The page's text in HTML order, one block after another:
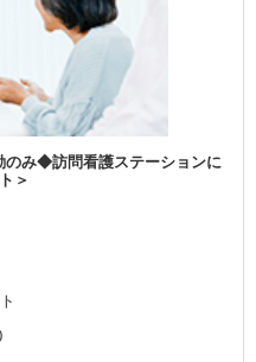
のみ◆訪問看護ステーションに
＞